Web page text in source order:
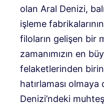
olan Aral Denizi,
işleme
filoların gelişen bir
zamanımızın en
felaketlerinden
hatırlaması
Denizi’ndeki